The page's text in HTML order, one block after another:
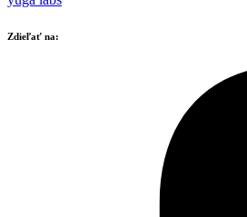
Zdieľať na: